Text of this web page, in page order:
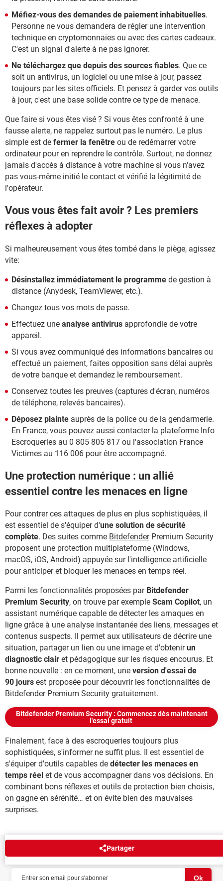
Méfiez-vous des demandes de paiement inhabituelles.
Personne ne vous demandera de régler une intervention
technique en cryptomonnaies ou avec des cartes cadeaux.
C'est un signal d'alerte à ne pas ignorer.
Ne téléchargez que depuis des sources fiables. Que ce
soit un antivirus, un logiciel ou une mise à jour, passez
toujours par les sites officiels. Et pensez à garder vos outils
à jour, c'est une base solide contre ce type de menace.
Que faire si vous êtes visé ? Si vous êtes confronté à une
fausse alerte, ne rappelez surtout pas le numéro. Le plus
simple est de fermer la fenêtre ou de redémarrer votre
ordinateur pour en reprendre le contrôle. Surtout, ne donnez
jamais d'accès à distance à votre machine si vous n'avez
pas vous-même initié le contact et vérifié la légitimité de
l'opérateur.
Vous vous êtes fait avoir ? Les premiers
réflexes à adopter
Si malheureusement vous êtes tombé dans le piège, agissez
vite:
Désinstallez immédiatement le programme de gestion à
distance (Anydesk, TeamViewer, etc.).
Changez tous vos mots de passe.
Effectuez une analyse antivirus approfondie de votre
appareil.
Si vous avez communiqué des informations bancaires ou
effectué un paiement, faites opposition sans délai auprès
de votre banque et demandez le remboursement.
Conservez toutes les preuves (captures d'écran, numéros
de téléphone, relevés bancaires).
Déposez plainte auprès de la police ou de la gendarmerie.
En France, vous pouvez aussi contacter la plateforme Info
Escroqueries au 0 805 805 817 ou l'association France
Victimes au 116 006 pour être accompagné.
Une protection numérique : un allié
essentiel contre les menaces en ligne
Pour contrer ces attaques de plus en plus sophistiquées, il
est essentiel de s'équiper d'une solution de sécurité
complète. Des suites comme BitdefenderPremium Security
proposent une protection multiplateforme (Windows,
macOS, iOS, Android) appuyée sur l'intelligence artificielle
pour anticiper et bloquer les menaces en temps réel.
Parmi les fonctionnalités proposées par Bitdefender
Premium Security, on trouve par exemple Scam Copilot, un
assistant numérique capable de détecter les arnaques en
ligne grâce à une analyse instantanée des liens, messages et
contenus suspects. Il permet aux utilisateurs de décrire une
situation, partager un lien ou une image et d'obtenirun
diagnostic clair et pédagogique sur les risques encourus. Et
bonne nouvelle : en ce moment, une version d'essai de
90 jours est proposée pour découvrir les fonctionnalités de
Bitdefender Premium Security gratuitement.
Bitdefender Premium Security : Commencez dès maintenant
l'essai gratuit
Finalement, face à des escroqueries toujours plus
sophistiquées, s'informer ne suffit plus. Il est essentiel de
s'équiper d'outils capables de détecter les menaces en
temps réel et de vous accompagner dans vos décisions. En
combinant bons réflexes et outils de protection bien choisis,
on gagne en sérénité… et on évite bien des mauvaises
surprises.
Partager
NEWSLETTER